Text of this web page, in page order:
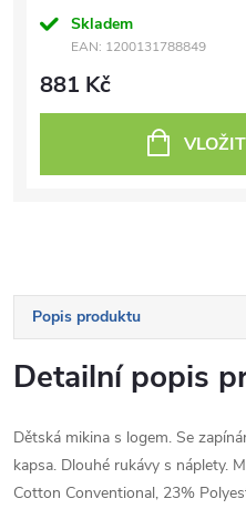
Skladem
EAN: 1200131788849
881 Kč
Popis produktu
Detailní popis
Dětská mikina s logem. Se
kapsa. Dlouhé rukávy s náplety.
Cotton Conventional, 23%